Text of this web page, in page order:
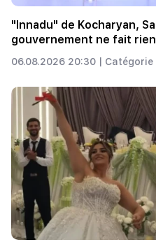
"Innadu" de Kocharyan,
gouvernement ne fait
06.08.2026 20:30 | Catégorie